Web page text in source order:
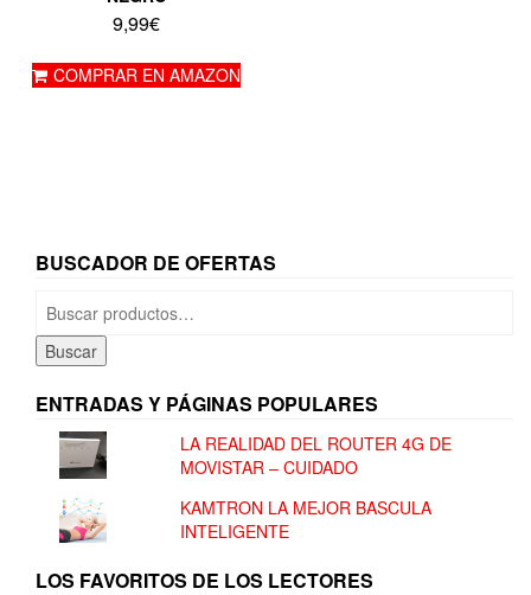
9,99€
COMPRAR EN AMAZON
BUSCADOR DE OFERTAS
por:
Buscar
ENTRADAS Y PÁGINAS POPULARES
LA REALIDAD DEL ROUTER 4G DE
MOVISTAR – CUIDADO
KAMTRON LA MEJOR BASCULA
INTELIGENTE
LOS FAVORITOS DE LOS LECTORES